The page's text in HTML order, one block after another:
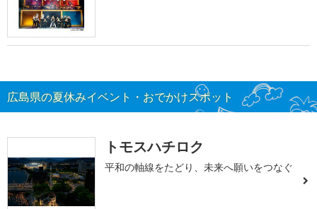
広島県の夏休みイベント・おでかけスポット
トモスハチロク
平和の軸線をたどり、未来へ願いをつなぐ